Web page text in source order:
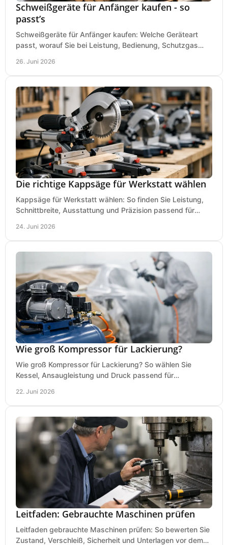
Schweißgeräte für Anfänger kaufen - so
passt’s
Schweißgeräte für Anfänger kaufen: Welche Geräteart
passt, worauf Sie bei Leistung, Bedienung, Schutzgas
26. Juni 2026
Die richtige Kappsäge für Werkstatt wählen
Kappsäge für Werkstatt wählen: So finden Sie Leistung,
Schnittbreite, Ausstattung und Präzision passend für
24. Juni 2026
Wie groß Kompressor für Lackierung?
Wie groß Kompressor für Lackierung? So wählen Sie
Kessel, Ansaugleistung und Druck passend für
22. Juni 2026
Leitfaden: Gebrauchte Maschinen prüfen
Leitfaden gebrauchte Maschinen prüfen: So bewerten Sie
Zustand, Verschleiß, Sicherheit und Unterlagen vor dem